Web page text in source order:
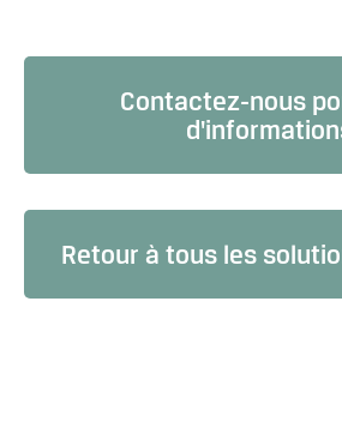
Contactez-nous
Retour à tous les